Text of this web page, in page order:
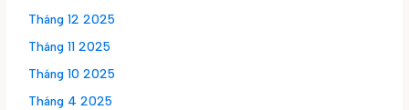
Tháng 12 2025
Tháng 11 2025
Tháng 10 2025
Tháng 4 2025